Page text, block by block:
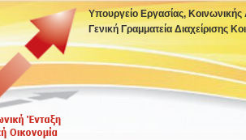
Υπουργείο Εργασίας,
Γενική Γραμματεία Διαχείρισης